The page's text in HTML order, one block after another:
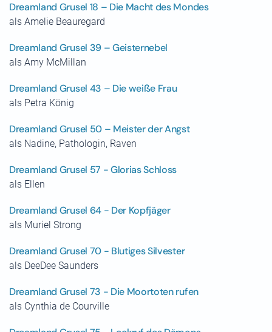
Dreamland Grusel 18 – Die Macht des Mondes
als Amelie Beauregard
Dreamland Grusel 39 – Geisternebel
als Amy McMillan
Dreamland Grusel 43 – Die weiße Frau
als Petra König
Dreamland Grusel 50 – Meister der Angst
als Nadine, Pathologin, Raven
Dreamland Grusel 57 - Glorias Schloss
als Ellen
Dreamland Grusel 64 - Der Kopfjäger
als Muriel Strong
Dreamland Grusel 70 - Blutiges Silvester
als DeeDee Saunders
Dreamland Grusel 73 - Die Moortoten rufen
als Cynthia de Courville